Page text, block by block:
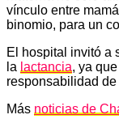
vínculo entre
binomio, para un
El hospital invitó a
la lactancia, ya
responsabilidad
Más noticias de